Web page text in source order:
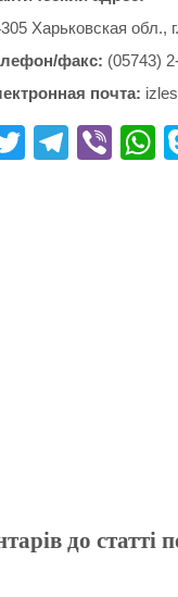
Харьковская обл.,
факс: (05743)
почта:
T
Te Vi
до статті